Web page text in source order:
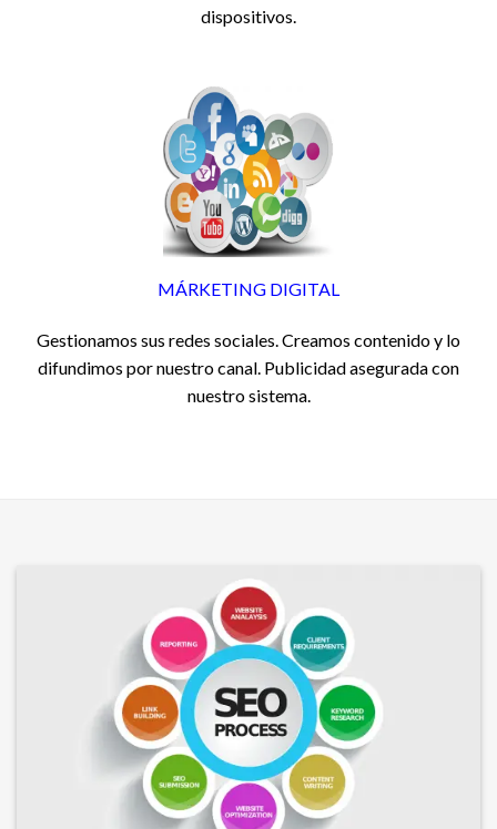
dispositivos.
MÁRKETING DIGITAL
Gestionamos sus redes sociales. Creamos contenido y lo
difundimos por nuestro canal. Publicidad asegurada con
nuestro sistema.